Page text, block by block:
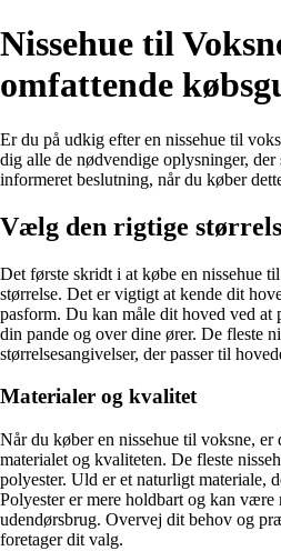
Nissehue til
omfattende
Er du på udkig efter en nissehue til
dig alle de nødvendige oplysninger,
informeret beslutning, når du køber
Vælg den rigtige
Det første skridt i at købe en nissehue
størrelse. Det er vigtigt at kende dit
pasform. Du kan måle dit hoved ved at
din pande og over dine ører. De fleste
størrelsesangivelser, der passer til
Materialer og kvalitet
Når du køber en nissehue til voksne, er
materialet og kvaliteten. De fleste
polyester. Uld er et naturligt materiale,
Polyester er mere holdbart og kan være
udendørsbrug. Overvej dit behov og
foretager dit valg.